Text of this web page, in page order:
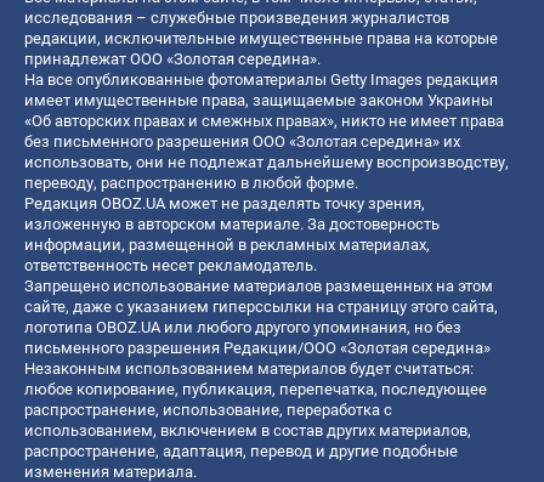
исследования – служебные произведения журналистов
редакции, исключительные имущественные права на которые
принадлежат ООО «Золотая середина».
На все опубликованные фотоматериалы Getty Images редакция
имеет имущественные права, защищаемые законом Украины
«Об авторских правах и смежных правах», никто не имеет права
без письменного разрешения ООО «Золотая середина» их
использовать, они не подлежат дальнейшему воспроизводству,
переводу, распространению в любой форме.
Редакция OBOZ.UA может не разделять точку зрения,
изложенную в авторском материале. За достоверность
информации, размещенной в рекламных материалах,
ответственность несет рекламодатель.
Запрещено использование материалов размещенных на этом
сайте, даже с указанием гиперссылки на страницу этого сайта,
логотипа OBOZ.UA или любого другого упоминания, но без
письменного разрешения Редакции/ООО «Золотая середина»
Незаконным использованием материалов будет считаться:
любое копирование, публикация, перепечатка, последующее
распространение, использование, переработка с
использованием, включением в состав других материалов,
распространение, адаптация, перевод и другие подобные
изменения материала.